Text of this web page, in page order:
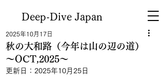
Deep-Dive Japan
秋の大和路（今年は山の辺の道）
～OCT,2025～
2025年10月17日
更新日： 2025年10月25日